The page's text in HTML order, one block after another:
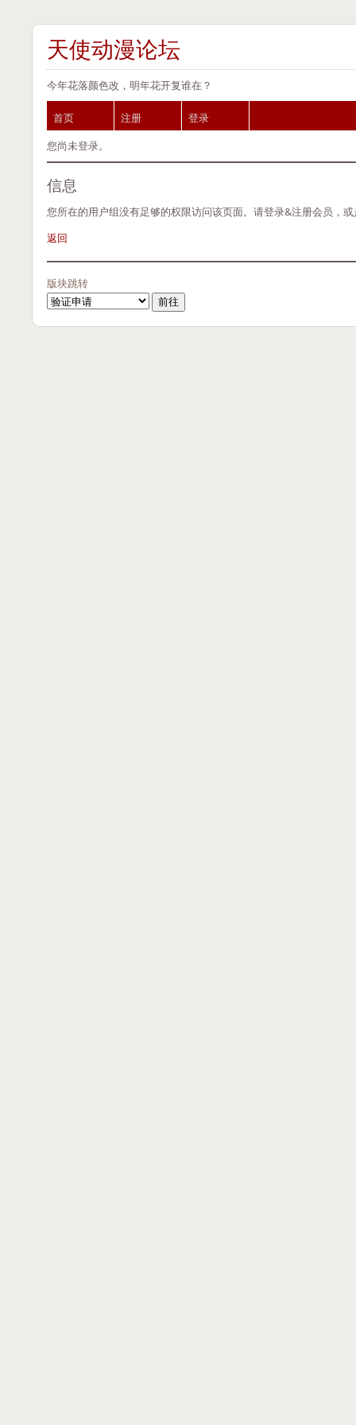
天使动漫论坛
今年花落颜色改，明年花开复谁在？
首页 注册
登录
您尚未登录。
信息
您所在的用户组没有足够的权限访问该页面。请登录&注册会员，
返回
版块跳转